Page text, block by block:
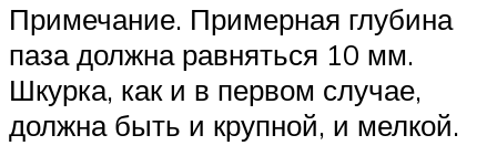
Примечание. Примерная глубина
паза должна равняться 10 мм.
Шкурка, как и в первом случае,
должна быть и крупной, и мелкой.